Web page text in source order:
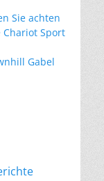
Sie achten
Chariot Sport
Gabel